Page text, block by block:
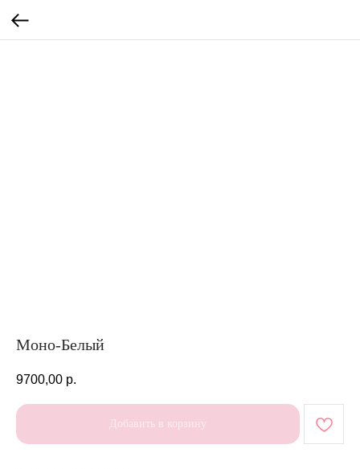
Моно-Белый
9700,00 р.
Добавить в корзину